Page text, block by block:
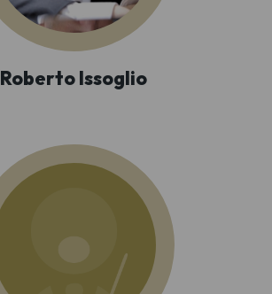
Roberto Issoglio